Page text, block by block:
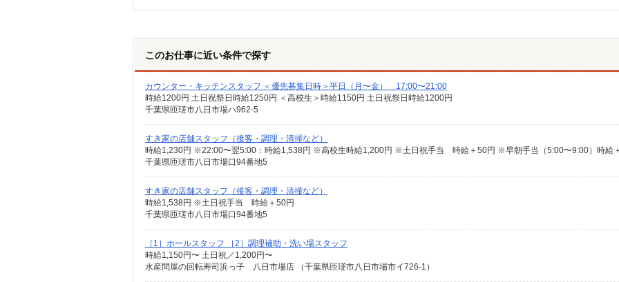
このお仕事に近い条件で探す
カウンター・キッチンスタッフ ＜優先募集日時＞平日（月〜金） 17:00〜21:00
時給1200円 土日祝祭日時給1250円 ＜高校生＞時給1150円 土日祝祭日時給1200円
千葉県匝瑳市八日市場ハ962‐5
すき家の店舗スタッフ（接客・調理・清掃など）
時給1,230円 ※22:00〜翌5:00：時給1,538円 ※高校生時給1,200円 ※土日祝手当 時給＋50円 ※早朝手当（5:00〜9:00）時給
千葉県匝瑳市八日市場口94番地5
すき家の店舗スタッフ（接客・調理・清掃など）
時給1,538円 ※土日祝手当 時給＋50円
千葉県匝瑳市八日市場口94番地5
［1］ホールスタッフ ［2］調理補助・洗い場スタッフ
時給1,150円〜 土日祝／1,200円〜
水産問屋の回転寿司浜っ子 八日市場店 （千葉県匝瑳市八日市場市イ726-1）